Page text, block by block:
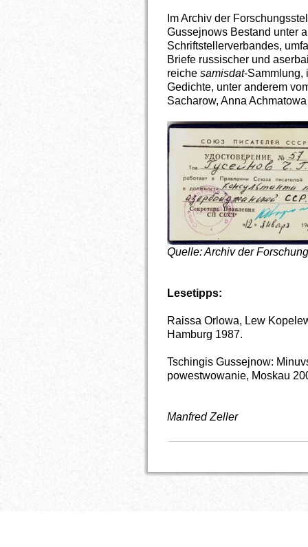
Im Archiv der
Gussejnows Bestand unter
Schriftstellerverbandes,
Briefe russischer und
reiche samisdat-Sammlung,
Gedichte, unter anderem
Sacharow, Anna
Quelle: Archiv der
Lesetipps:
Raissa Orlowa, Lew
Hamburg 1987.
Tschingis Gussejnow:
powestwowanie, Moskau
Manfred Zeller